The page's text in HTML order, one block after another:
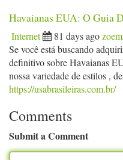
Havaianas EUA: O Guia
Internet 81 days ago
Se você está buscando
definitivo sobre Havaianas
nossa variedade de estilos ,
https://usabrasileiras.com.br/
Comments
Submit a Comment